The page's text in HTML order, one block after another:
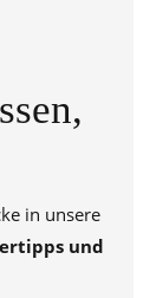
in unsere
und